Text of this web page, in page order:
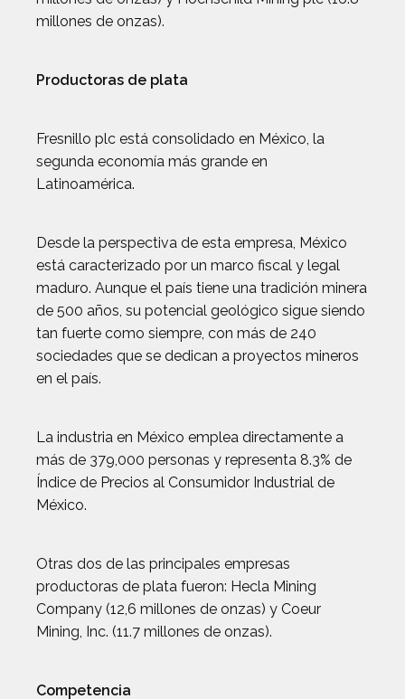
millones de onzas).
Productoras de plata
Fresnillo plc está consolidado en México, la
segunda economía más grande en
Latinoamérica.
Desde la perspectiva de esta empresa, México
está caracterizado por un marco fiscal y legal
maduro. Aunque el país tiene una tradición minera
de 500 años, su potencial geológico sigue siendo
tan fuerte como siempre, con más de 240
sociedades que se dedican a proyectos mineros
en el país.
La industria en México emplea directamente a
más de 379,000 personas y representa 8.3% de
Índice de Precios al Consumidor Industrial de
México.
Otras dos de las principales empresas
productoras de plata fueron: Hecla Mining
Company (12,6 millones de onzas) y Coeur
Mining, Inc. (11.7 millones de onzas).
Competencia